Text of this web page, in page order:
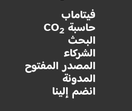
فيتاماب
حاسبة CO 2
البحث
الشركاء
المصدر المفتوح
المدونة
انضم إلينا